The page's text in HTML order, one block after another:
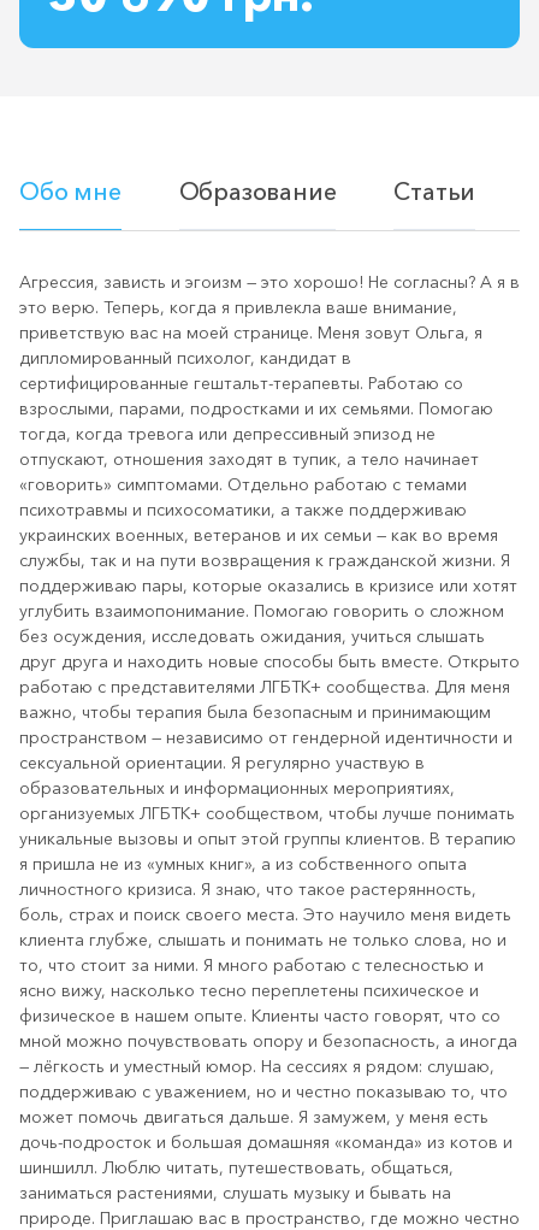
Обо мне Образование Статьи
Агрессия, зависть и эгоизм — это хорошо! Не согласны? А я в
это верю. Теперь, когда я привлекла ваше внимание,
приветствую вас на моей странице. Меня зовут Ольга, я
дипломированный психолог, кандидат в
сертифицированные гештальт‑терапевты. Работаю со
взрослыми, парами, подростками и их семьями. Помогаю
тогда, когда тревога или депрессивный эпизод не
отпускают, отношения заходят в тупик, а тело начинает
«говорить» симптомами. Отдельно работаю с темами
психотравмы и психосоматики, а также поддерживаю
украинских военных, ветеранов и их семьи — как во время
службы, так и на пути возвращения к гражданской жизни. Я
поддерживаю пары, которые оказались в кризисе или хотят
углубить взаимопонимание. Помогаю говорить о сложном
без осуждения, исследовать ожидания, учиться слышать
друг друга и находить новые способы быть вместе. Открыто
работаю с представителями ЛГБТК+ сообщества. Для меня
важно, чтобы терапия была безопасным и принимающим
пространством — независимо от гендерной идентичности и
сексуальной ориентации. Я регулярно участвую в
образовательных и информационных мероприятиях,
организуемых ЛГБТК+ сообществом, чтобы лучше понимать
уникальные вызовы и опыт этой группы клиентов. В терапию
я пришла не из «умных книг», а из собственного опыта
личностного кризиса. Я знаю, что такое растерянность,
боль, страх и поиск своего места. Это научило меня видеть
клиента глубже, слышать и понимать не только слова, но и
то, что стоит за ними. Я много работаю с телесностью и
ясно вижу, насколько тесно переплетены психическое и
физическое в нашем опыте. Клиенты часто говорят, что со
мной можно почувствовать опору и безопасность, а иногда
— лёгкость и уместный юмор. На сессиях я рядом: слушаю,
поддерживаю с уважением, но и честно показываю то, что
может помочь двигаться дальше. Я замужем, у меня есть
дочь‑подросток и большая домашняя «команда» из котов и
шиншилл. Люблю читать, путешествовать, общаться,
заниматься растениями, слушать музыку и бывать на
природе. Приглашаю вас в пространство, где можно честно